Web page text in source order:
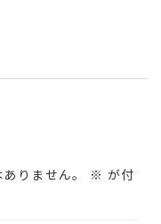
りません。 ※ が付